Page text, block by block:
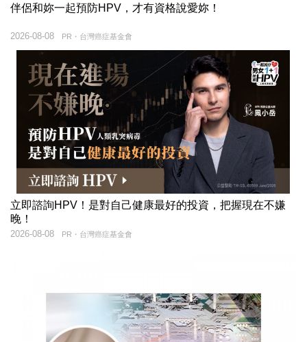
伴侶和妳一起預防HPV，才有資格說愛妳！
PR・台灣癌症基金會
2026-08-08
立即諮詢HPV！是對自己健康最好的投資，把握現在不嫌
晚！
PR・台灣癌症基金會
2026-08-08